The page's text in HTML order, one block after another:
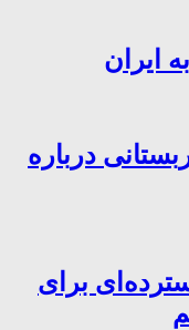
ایران
درباره
برای